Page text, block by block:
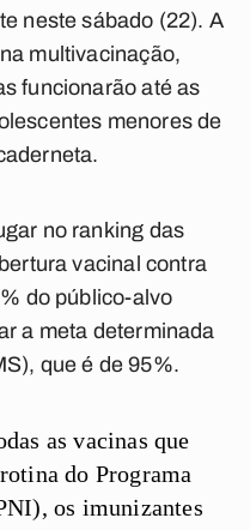
neste sábado (22). A
multivacinação,
funcionarão até as
menores de
no ranking das
vacinal contra
do público-alvo
a meta determinada
que é de 95%.
as vacinas que
do Programa
os imunizantes